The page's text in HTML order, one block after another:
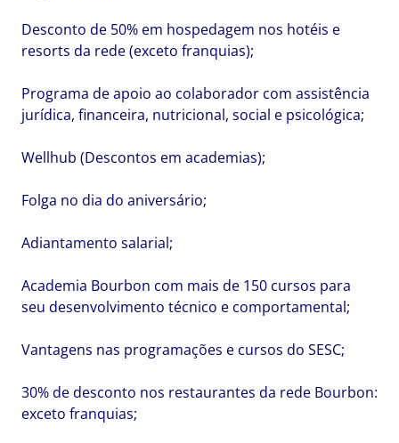
Desconto de 50% em hospedagem nos hotéis e
resorts da rede (exceto franquias);
Programa de apoio ao colaborador com assistência
jurídica, financeira, nutricional, social e psicológica;
Wellhub (Descontos em academias);
Folga no dia do aniversário;
Adiantamento salarial;
Academia Bourbon com mais de 150 cursos para
seu desenvolvimento técnico e comportamental;
Vantagens nas programações e cursos do SESC;
30% de desconto nos restaurantes da rede Bourbon:
exceto franquias;